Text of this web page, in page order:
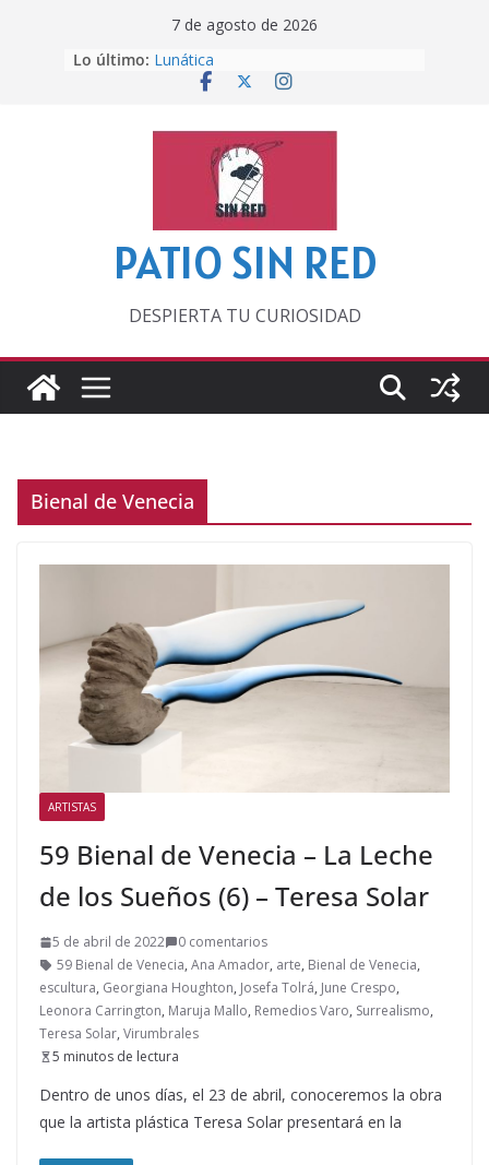
7 de agosto de 2026
Lo último: Lunática
Pero, hasta entonces…
‘La broma infinita’ de recomendar
lecturas veraniegas
Otra del Mundial
PATIO SIN RED
DESPIERTA TU CURIOSIDAD
Bienal de Venecia
ARTISTAS
59 Bienal de Venecia – La Leche
de los Sueños (6) – Teresa Solar
5 de abril de 2022
0 comentarios
59 Bienal de Venecia, Ana Amador, arte, Bienal de Venecia,
escultura, Georgiana Houghton, Josefa Tolrá, June Crespo,
Leonora Carrington, Maruja Mallo, Remedios Varo, Surrealismo,
Teresa Solar, Virumbrales
5 minutos de lectura
Dentro de unos días, el 23 de abril, conoceremos la obra
que la artista plástica Teresa Solar presentará en la